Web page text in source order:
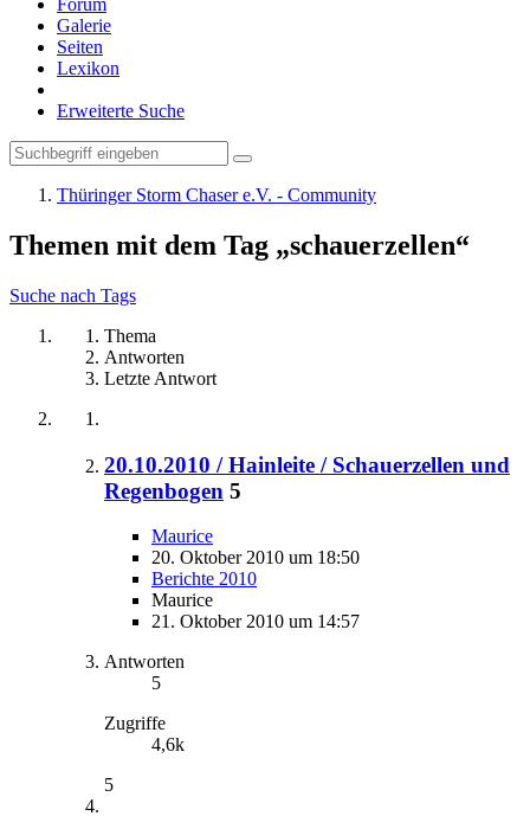
Forum
Galerie
Seiten
Lexikon
Erweiterte Suche
Thüringer Storm Chaser e.V. - Community
Themen mit dem Tag „schauerzellen“
Suche nach Tags
Thema
Antworten
Letzte Antwort
20.10.2010 / Hainleite / Schauerzellen und
Regenbogen 5
Maurice
20. Oktober 2010 um 18:50
Berichte 2010
Maurice
21. Oktober 2010 um 14:57
Antworten
5
Zugriffe
4,6k
5